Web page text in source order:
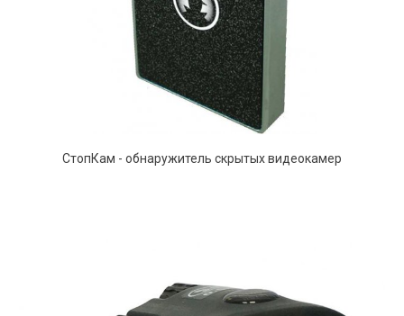
СтопКам - обнаружитель скрытых видеокамер